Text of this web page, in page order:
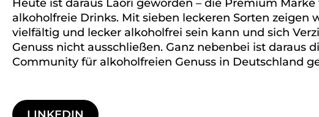
Heute ist daraus Laori geworden – die Premium Marke
alkoholfreie Drinks. Mit sieben leckeren Sorten zeigen
vielfältig und lecker alkoholfrei sein kann und sich
Genuss nicht ausschließen. Ganz nebenbei ist daraus
Community für alkoholfreien Genuss in Deutschland